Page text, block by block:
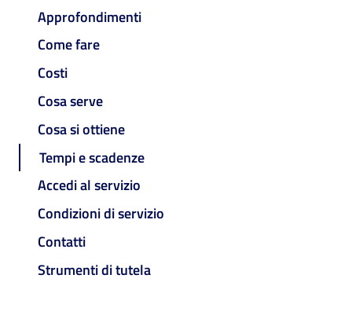
Approfondimenti
Come fare
Costi
Cosa serve
Cosa si ottiene
Tempi e scadenze
Accedi al servizio
Condizioni di servizio
Contatti
Strumenti di tutela